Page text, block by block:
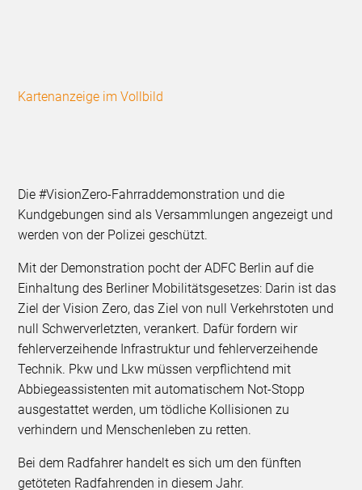
Kartenanzeige im Vollbild
Die #VisionZero-Fahrraddemonstration und die
Kundgebungen sind als Versammlungen angezeigt und
werden von der Polizei geschützt.
Mit der Demonstration pocht der ADFC Berlin auf die
Einhaltung des Berliner Mobilitätsgesetzes: Darin ist das
Ziel der Vision Zero, das Ziel von null Verkehrstoten und
null Schwerverletzten, verankert. Dafür fordern wir
fehlerverzeihende Infrastruktur und fehlerverzeihende
Technik. Pkw und Lkw müssen verpflichtend mit
Abbiegeassistenten mit automatischem Not-Stopp
ausgestattet werden, um tödliche Kollisionen zu
verhindern und Menschenleben zu retten.
Bei dem Radfahrer handelt es sich um den fünften
getöteten Radfahrenden in diesem Jahr.